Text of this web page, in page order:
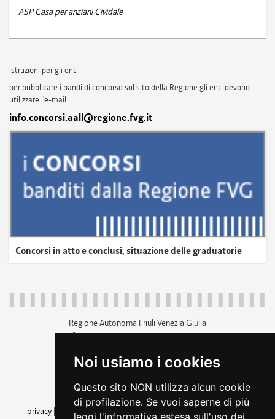
Noi usiamo i cookies
Questo sito NON utilizza alcun cookie
di profilazione. Se vuoi saperne di più
leggi l'informativa estesa sull'uso dei
ASP Casa per anziani Cividale
istruzioni per gli enti
per pubblicare i bandi di concorso sul sito della Regione gli enti devono
utilizzare l'e-mail
info.concorsi.aall@regione.fvg.it
Concorsi in atto e conclusi, situazione delle graduatorie
Regione Autonoma Friuli Venezia Giulia
c.f. 80014930327; p.iva 00526040324
+39 040 3771111
amministrazione trasparente
privacy
cookie |note legali accessibilità
dichiarazione di